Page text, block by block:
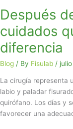
Después
cuidados
diferencia
Blog / By Fisulab /
La cirugía representa
labio y paladar
quirófano. Los días y
favorecer una